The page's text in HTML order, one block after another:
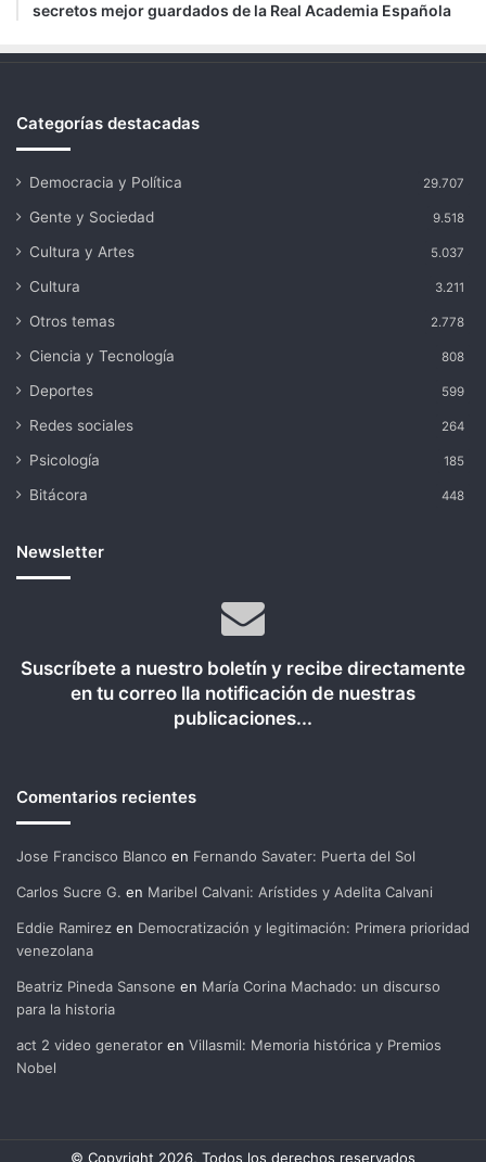
secretos mejor guardados de la Real Academia Española
Categorías destacadas
Democracia y Política 29.707
Gente y Sociedad 9.518
Cultura y Artes 5.037
Cultura 3.211
Otros temas 2.778
Ciencia y Tecnología 808
Deportes 599
Redes sociales 264
Psicología 185
Bitácora 448
Newsletter
Suscríbete a nuestro boletín y recibe directamente
en tu correo lla notificación de nuestras
publicaciones...
Comentarios recientes
Jose Francisco Blanco en Fernando Savater: Puerta del Sol
Carlos Sucre G. en Maribel Calvani: Arístides y Adelita Calvani
Eddie Ramirez en Democratización y legitimación: Primera prioridad
venezolana
Beatriz Pineda Sansone en María Corina Machado: un discurso
para la historia
act 2 video generator en Villasmil: Memoria histórica y Premios
Nobel
© Copyright 2026, Todos los derechos reservados